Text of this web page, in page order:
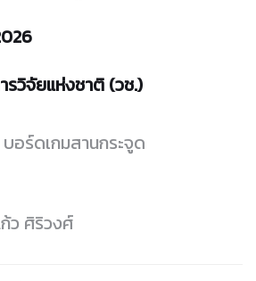
วิจัยแห่งชาติ (วช.)
อร์ดเกมสานกระจูด
ว ศิริวงศ์